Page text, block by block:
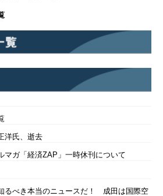
受けまくってるの
が、マイケル・コー
洋氏、逝去
マガ「経済ZAP」一時休刊について
るべき本当のニュースだ！ 成田は国際空